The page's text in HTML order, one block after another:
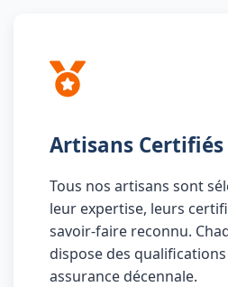
Artisans Certifiés
Tous nos artisans sont
leur expertise, leurs
savoir-faire reconnu.
dispose des
assurance décennale.